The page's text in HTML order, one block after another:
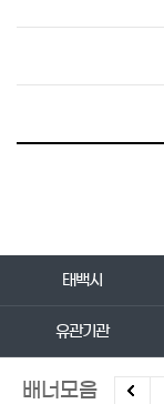
태백시
유관기관
배너모음